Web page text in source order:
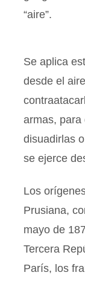
“aire”.
Se aplica
desde el
armas, para
disuadirlas
se ejerce
Los
Prusiana,
mayo de
Tercera
París, los